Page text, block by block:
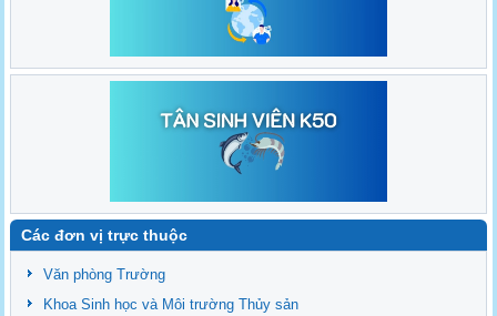
Các đơn vị trực thuộc
Văn phòng Trường
Khoa Sinh học và Môi trường Thủy sản